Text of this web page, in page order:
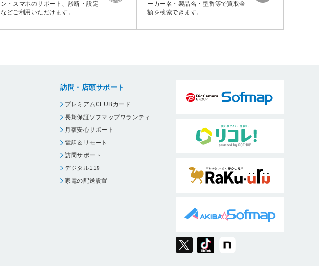
ン・スマホのサポート、診断・設定
などご利用いただけます。
ーカー名・製品名・型番等で買取金
額を検索できます。
訪問・店頭サポート
プレミアムCLUBカード
長期保証ソフマップワランティ
月額安心サポート
電話＆リモート
訪問サポート
デジタル119
家電の配送設置